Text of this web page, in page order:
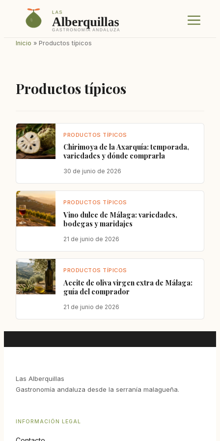
Menú
Inicio » Productos típicos
Productos típicos
PRODUCTOS TÍPICOS
Chirimoya de la Axarquía: temporada,
variedades y dónde comprarla
30 de junio de 2026
PRODUCTOS TÍPICOS
Vino dulce de Málaga: variedades,
bodegas y maridajes
21 de junio de 2026
PRODUCTOS TÍPICOS
Aceite de oliva virgen extra de Málaga:
guía del comprador
21 de junio de 2026
Las Alberquillas
Gastronomía andaluza desde la serranía malagueña.
INFORMACIÓN LEGAL